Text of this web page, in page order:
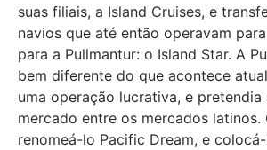
suas filiais, a Island Cruises, e
navios que até então operavam
para a Pullmantur: o Island Star. A
bem diferente do que acontece
uma operação lucrativa, e pretendia
mercado entre os mercados latinos.
renomeá-lo Pacific Dream, e